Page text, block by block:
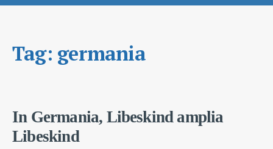
Tag: germania
In Germania, Libeskind amplia
Libeskind